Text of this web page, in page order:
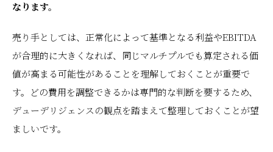
なります。
売り手としては、正常化によって基準となる利益やEBITDA
が合理的に大きくなれば、同じマルチプルでも算定される価
値が高まる可能性があることを理解しておくことが重要で
す。どの費用を調整できるかは専門的な判断を要するため、
デューデリジェンスの観点を踏まえて整理しておくことが望
ましいです。